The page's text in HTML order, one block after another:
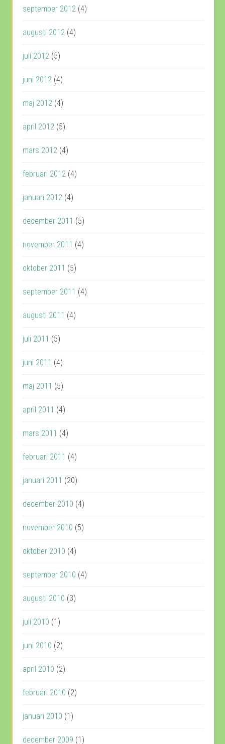
september 2012 (4)
augusti 2012 (4)
juli 2012 (5)
juni 2012 (4)
maj 2012 (4)
april 2012 (5)
mars 2012 (4)
februari 2012 (4)
januari 2012 (4)
december 2011 (5)
november 2011 (4)
oktober 2011 (5)
september 2011 (4)
augusti 2011 (4)
juli 2011 (5)
juni 2011 (4)
maj 2011 (5)
april 2011 (4)
mars 2011 (4)
februari 2011 (4)
januari 2011 (20)
december 2010 (4)
november 2010 (5)
oktober 2010 (4)
september 2010 (4)
augusti 2010 (3)
juli 2010 (1)
juni 2010 (2)
april 2010 (2)
februari 2010 (2)
januari 2010 (1)
december 2009 (1)